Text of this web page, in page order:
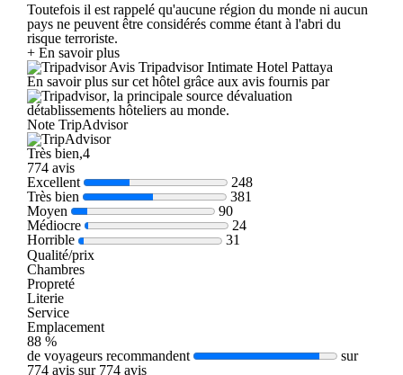
Toutefois il est rappelé qu'aucune région du monde ni aucun
pays ne peuvent être considérés comme étant à l'abri du
risque terroriste.
+ En savoir plus
Avis Tripadvisor Intimate Hotel Pattaya
En savoir plus sur cet hôtel grâce aux avis fournis par
, la principale source dévaluation
détablissements hôteliers au monde.
Note TripAdvisor
Très bien,4
774 avis
Excellent
248
Très bien
381
Moyen
90
Médiocre
24
Horrible
31
Qualité/prix
Chambres
Propreté
Literie
Service
Emplacement
88 %
de voyageurs recommandent
sur
774 avis sur 774 avis